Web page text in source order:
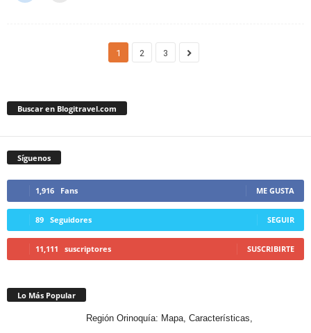
1 2 3
Buscar en Blogitravel.com
Síguenos
1,916 Fans ME GUSTA
89 Seguidores SEGUIR
11,111 suscriptores SUSCRIBIRTE
Lo Más Popular
Región Orinoquía: Mapa, Características,